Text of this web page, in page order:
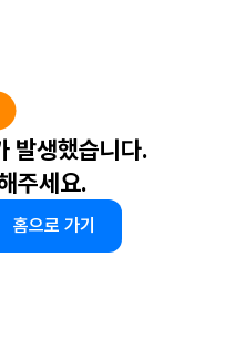
발생했습니다.
주세요.
홈으로 가기